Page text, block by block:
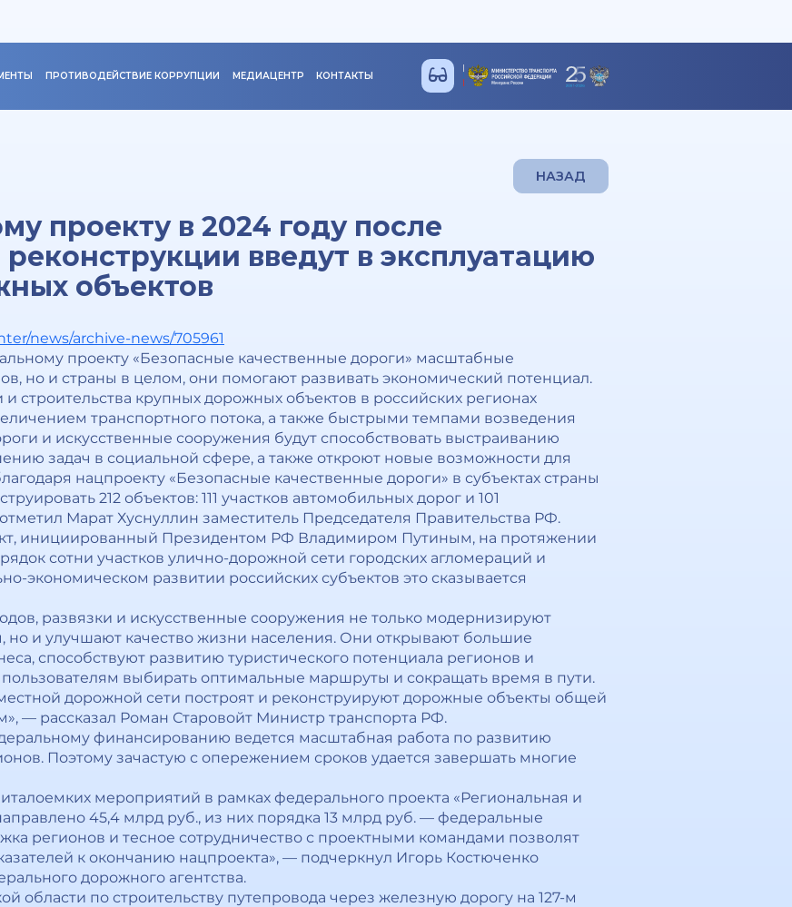
ПРОТИВОДЕЙСТВИЕ КОРРУПЦИИ МЕДИАЦЕНТР КОНТАКТЫ
НАЗАД
проекту в 2024 году после
реконструкции введут в эксплуатацию
объектов
news/archive-news/705961
проекту «Безопасные качественные дороги» масштабные
но и страны в целом, они помогают развивать экономический потенциал.
строительства крупных дорожных объектов в российских регионах
транспортного потока, а также быстрыми темпами возведения
и искусственные сооружения будут способствовать выстраиванию
задач в социальной сфере, а также откроют новые возможности для
нацпроекту «Безопасные качественные дороги» в субъектах страны
212 объектов: 111 участков автомобильных дорог и 101
Марат Хуснуллин заместитель Председателя Правительства РФ.
инициированный Президентом РФ Владимиром Путиным, на протяжении
сотни участков улично-дорожной сети городских агломераций и
экономическом развитии российских субъектов это сказывается
развязки и искусственные сооружения не только модернизируют
но и улучшают качество жизни населения. Они открывают большие
способствуют развитию туристического потенциала регионов и
выбирать оптимальные маршруты и сокращать время в пути.
дорожной сети построят и реконструируют дорожные объекты общей
— рассказал Роман Старовойт Министр транспорта РФ.
финансированию ведется масштабная работа по развитию
Поэтому зачастую с опережением сроков удается завершать многие
мероприятий в рамках федерального проекта «Региональная и
45,4 млрд руб., из них порядка 13 млрд руб. — федеральные
регионов и тесное сотрудничество с проектными командами позволят
к окончанию нацпроекта», — подчеркнул Игорь Костюченко
дорожного агентства.
области по строительству путепровода через железную дорогу на 127-м